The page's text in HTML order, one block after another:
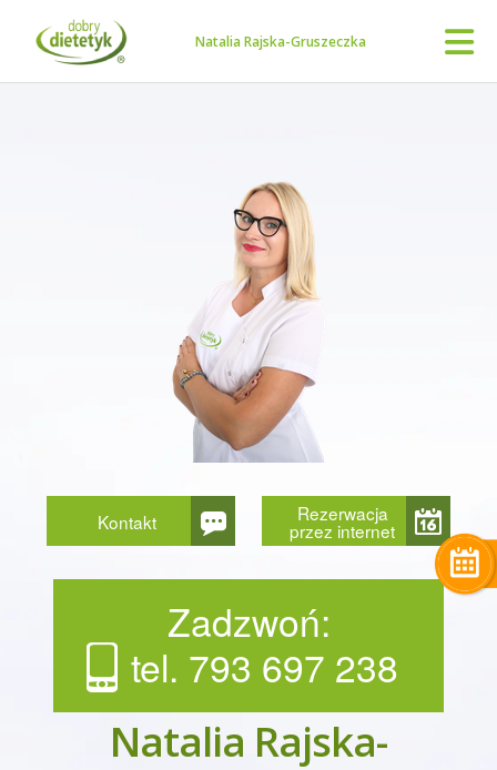
Natalia Rajska-Gruszeczka
Kontakt Rezerwacja
przez internet
Zadzwoń:
tel. 793 697 238
Natalia Rajska-